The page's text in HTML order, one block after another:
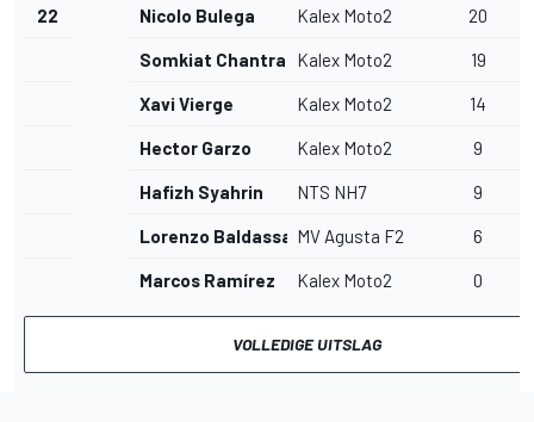
22 Nicolo Bulega Kalex Moto2 20
Somkiat Chantra Kalex Moto2 19
Xavi Vierge Kalex Moto2 14
Hector Garzo Kalex Moto2 9
Hafizh Syahrin NTS NH7 9
Lorenzo BaldassarriMV Agusta F2 6
Marcos Ramírez Kalex Moto2 0
VOLLEDIGE UITSLAG